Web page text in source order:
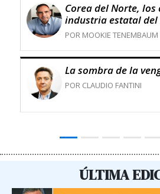
Corea del Norte, los
industria estatal
POR MOOKIE TENEMBAUM
La sombra de la
POR CLAUDIO FANTINI
ÚLTIMA